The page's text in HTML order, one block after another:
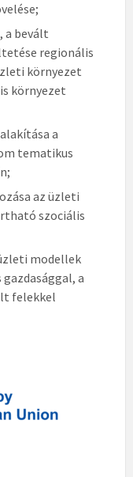
a bevált
regionális
környezet
környezet
a
tematikus
az üzleti
szociális
modellek
a
felekkel